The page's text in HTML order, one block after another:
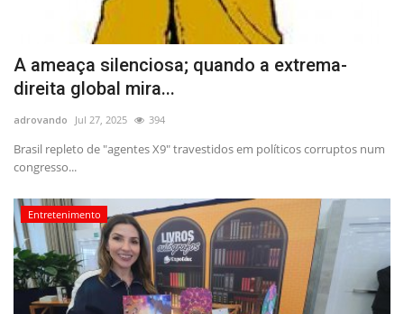
A ameaça silenciosa; quando a extrema-
direita global mira...
adrovando Jul 27, 2025 394
Brasil repleto de "agentes X9" travestidos em políticos corruptos num
congresso...
Entretenimento